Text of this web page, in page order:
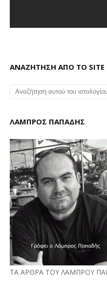
ΑΝΑΖΗΤΗΣΗ ΑΠΟ ΤΟ SITE
ΛΑΜΠΡΟΣ ΠΑΠΑΔΗΣ
ΤΑ ΑΡΘΡΑ ΤΟΥ ΛΑΜΠΡΟΥ